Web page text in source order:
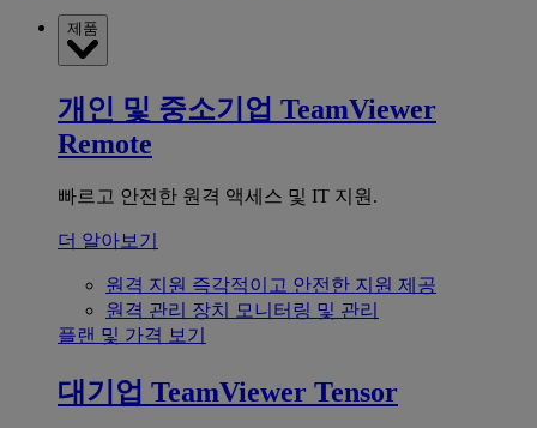
제품
개인 및 중소기업 TeamViewer
Remote
빠르고 안전한 원격 액세스 및 IT 지원.
더 알아보기
원격 지원 즉각적이고 안전한 지원 제공
원격 관리 장치 모니터링 및 관리
플랜 및 가격 보기
대기업 TeamViewer Tensor